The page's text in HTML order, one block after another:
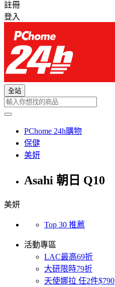
註冊
登入
全站
PChome 24h購物
保健
美妍
Asahi 朝日 Q10
美妍
Top 30 推薦
活動專區
LAC最高69折
大研限時79折
天使娜拉 任2件$790